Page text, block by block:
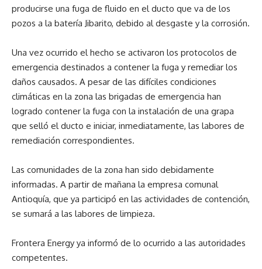
producirse una fuga de fluido en el ducto que va de los
pozos a la batería Jibarito, debido al desgaste y la corrosión.
Una vez ocurrido el hecho se activaron los protocolos de
emergencia destinados a contener la fuga y remediar los
daños causados. A pesar de las difíciles condiciones
climáticas en la zona las brigadas de emergencia han
logrado contener la fuga con la instalación de una grapa
que selló el ducto e iniciar, inmediatamente, las labores de
remediación correspondientes.
Las comunidades de la zona han sido debidamente
informadas. A partir de mañana la empresa comunal
Antioquía, que ya participó en las actividades de contención,
se sumará a las labores de limpieza.
Frontera Energy ya informó de lo ocurrido a las autoridades
competentes.